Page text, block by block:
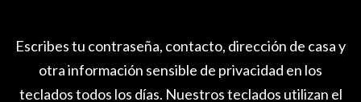
Escribes tu contraseña, contacto, dirección de casa y
otra información sensible de privacidad en los
teclados todos los días. Nuestros teclados utilizan el